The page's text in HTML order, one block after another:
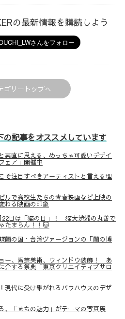
の最新情報を購読しよう
ゴリートップへ
記事をオススメしています
素直に思える、めっちゃ可愛いデザイ
ェア」開催中
そ注目すべきアーティストと言える理
ルで高校生たちの青春映画など上映の
わる映画の印象
22日は「猫の日」！ 猫大渋滞の丸善で
たまらん！！🐱
蘭の国・台湾ヴァージョンの「蘭の博
ー、陶芸美術、ウィンドウ装飾！ あ
介する祭典「東京クリエイティブサロ
現代に受け継がれるバウハウスのデザ
、「まちの魅力」がテーマの写真展